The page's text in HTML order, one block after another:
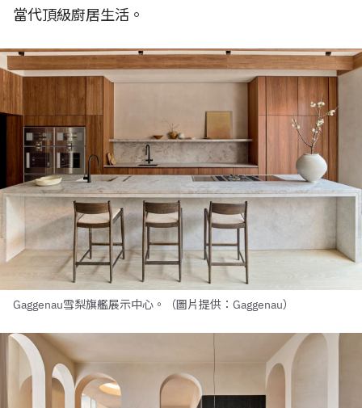
當代頂級廚居生活。
Gaggenau雪梨旗艦展示中心。（圖片提供：Gaggenau）